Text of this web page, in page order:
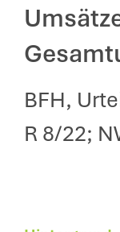
BFH,
R 8/22;